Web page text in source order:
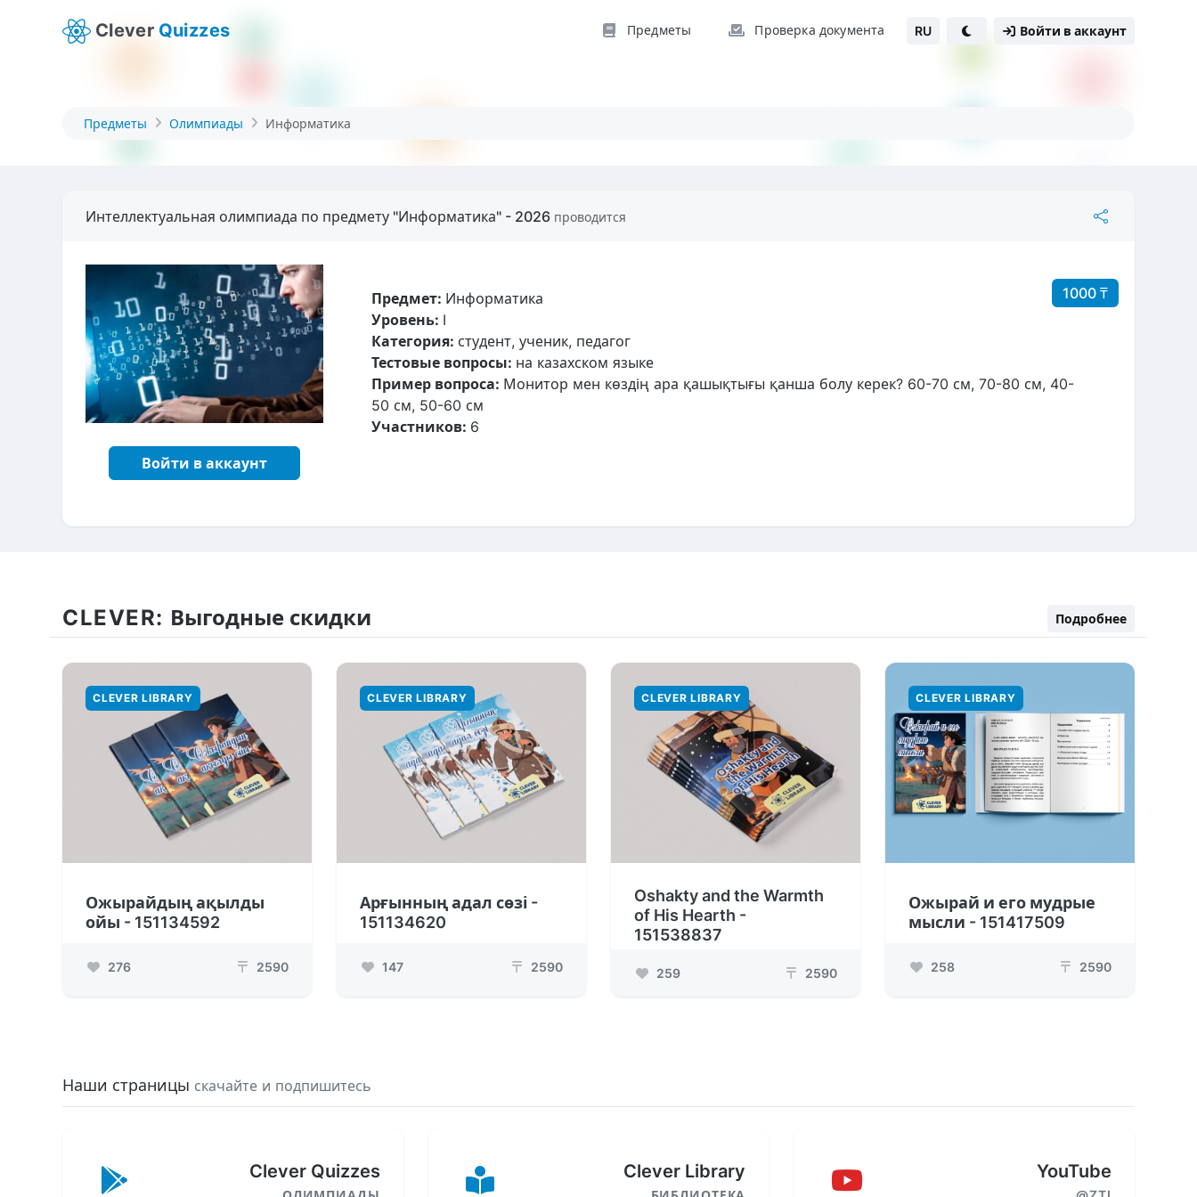
Clever Quizzes Предметы Проверка документа RU Войти в аккаунт
Предметы Олимпиады Информатика
Интеллектуальная олимпиада по предмету "Информатика" - 2026 проводится
Войти в аккаунт
1000 ₸
Предмет: Информатика
Уровень: I
Категория: студент, ученик, педагог
Тестовые вопросы: на казахском языке
Пример вопроса: Монитор мен көздің ара қашықтығы қанша болу керек? 60-70 см, 70-80 см, 40-
50 см, 50-60 см
Участников: 6
CLEVER: Выгодные скидки Подробнее
CLEVER LIBRARY
Ожырайдың ақылды
ойы - 151134592
276 ₸ 2590
CLEVER LIBRARY
Арғынның адал сөзі -
151134620
147 ₸ 2590
CLEVER LIBRARY
Oshakty and the Warmth
of His Hearth -
151538837
259 ₸ 2590
CLEVER LIBRARY
Ожырай и его мудрые
мысли - 151417509
258 ₸ 2590
Наши страницы скачайте и подпишитесь
Clever Quizzes Clever Library YouTube